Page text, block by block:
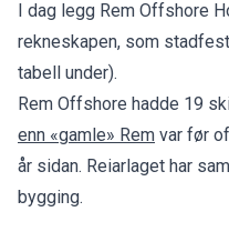
I dag legg Rem Offshore
rekneskapen, som
tabell under).
Rem Offshore hadde 19
enn «gamle» Rem var før
år sidan. Reiarlaget har
bygging.